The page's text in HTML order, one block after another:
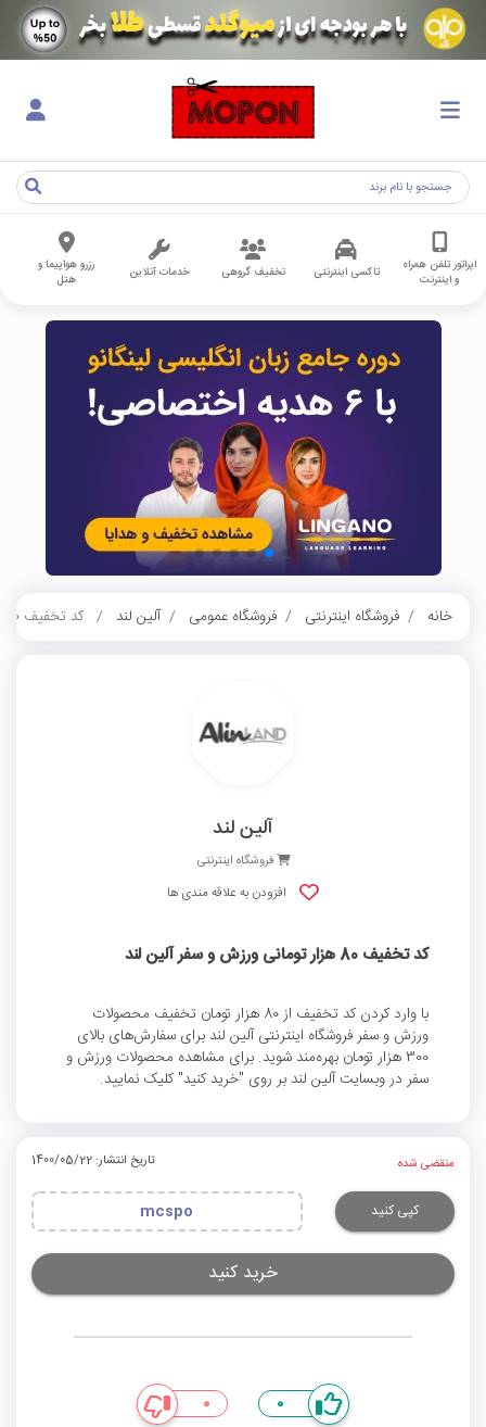
اپراتور تلفن همراه
و اینترنت
تاکسی اینترنتی تخفیف گروهی خدمات آنلاین
رزرو هواپیما و
هتل
خانه فروشگاه اینترنتی فروشگاه عمومی آلین لند کد تخفیف 80 هزار تومانی ورزش و سفر آلین لند
آلین لند
فروشگاه اینترنتی
افزودن به علاقه مندی ها
کد تخفیف 80 هزار تومانی ورزش و سفر آلین لند
با وارد کردن کد تخفیف از 80 هزار تومان تخفیف محصولات
ورزش و سفر فروشگاه اینترنتی آلین لند برای سفارش‌های بالای
300 هزار تومان بهره‌مند شوید. برای مشاهده محصولات ورزش و
سفر در وبسایت آلین لند بر روی "خرید کنید" کلیک نمایید.
منقضی شده تاریخ انتشار: 1400/05/22
کپی کنید mcspo
خرید کنید
0
0